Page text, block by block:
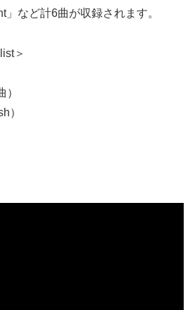
など計6曲が収録されます。
＞
）